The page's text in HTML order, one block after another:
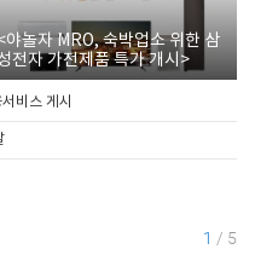
야놀자 MRO, 숙박업소 위한 삼
전자 가전제품 특가 개시>
비스 게시
1 / 5